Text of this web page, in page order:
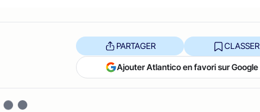
PARTAGER CLASSER
Ajouter Atlantico en favori sur Google